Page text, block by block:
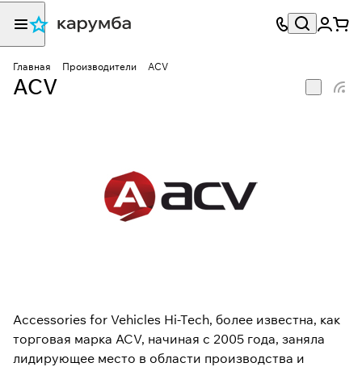
Главная Производители ACV
ACV
Accessories for Vehicles Hi-Tech, более известна, как
торговая марка ACV, начиная с 2005 года, заняла
лидирующее место в области производства и